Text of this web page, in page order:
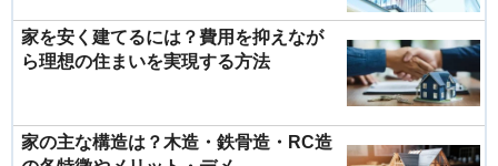
家を安く建てるには？費用を抑えなが
ら理想の住まいを実現する方法
家の主な構造は？木造・鉄骨造・RC造